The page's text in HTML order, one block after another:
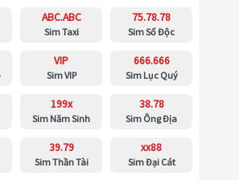
ABC.ABC
Sim Taxi
75.78.78
Sim Số Độc
VIP
Sim VIP
666.666
Sim Lục Quý
199x
Sim Năm Sinh
38.78
Sim Ông Địa
39.79
Sim Thần Tài
xx88
Sim Đại Cát